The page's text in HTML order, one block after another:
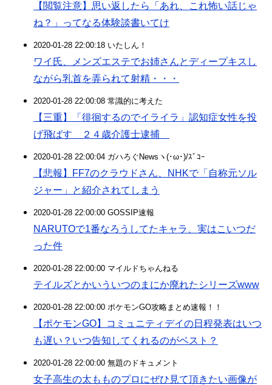
【閲覧注意】思い返したら「あれ、これ怖い話じゃ
ね？」ってなる体験談書いてけ
2020-01-28 22:00:18 いたしん！
ワイ氏、メンズエステでお姉さんとディープキスし
ながら乳首を弄られて射精・・・
2020-01-28 22:00:08 常識的に考えた
【三重】「徘徊するのでイライラ」認知症女性を投
げ飛ばす ２４歳介護士逮捕
2020-01-28 22:00:04 ガハろぐNewsヽ(･ω･)/ｽﾞｺｰ
【悲報】FF7のクラウドさん、NHKで「自称元ソル
ジャー」と紹介されてしまう
2020-01-28 22:00:00 GOSSIP速報
NARUTOで1番なろうしてたキャラ、実はこいつだ
った件
2020-01-28 22:00:00 マイルドちゃんねる
テイルズとかいういつのまにか廃れたシリーズwww
2020-01-28 22:00:00 ポケモンGO攻略まとめ速報！！
【ポケモンGO】コミュニティデイの日程発表はいつ
も遅い？いつ告知してくれるのがベスト？
2020-01-28 22:00:00 無題のドキュメント
女子高生の太もものプロにぜひ見て頂きたい画像が